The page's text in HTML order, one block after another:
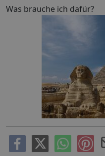
Was brauche ich dafür?